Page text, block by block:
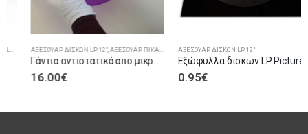
ΑΞΕΣΟΥΑΡ ΔΙΣΚΩΝ LP 12", ΑΞΕΣΟΥΑΡ ΠΙΚΑΠ ,ΔΙΑΦΟΡΑ ΑΞΕΣΟΥΑΡ
Γάντια αντιστατικά απο μικροΐνες Simply Analog
16.00€
ΑΞΕΣΟΥΑΡ ΔΙΣΚΩΝ LP 12"
Eξώφυλλα δίσκων LP Picture 12″ απο χαρτόνι μαύρο
0.95€